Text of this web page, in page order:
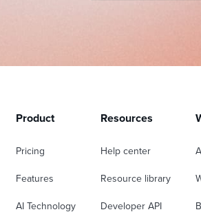
Product
Pricing
Features
AI Technology
Resources
Help center
Resource library
Developer API